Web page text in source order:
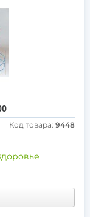
Код товара: 9448